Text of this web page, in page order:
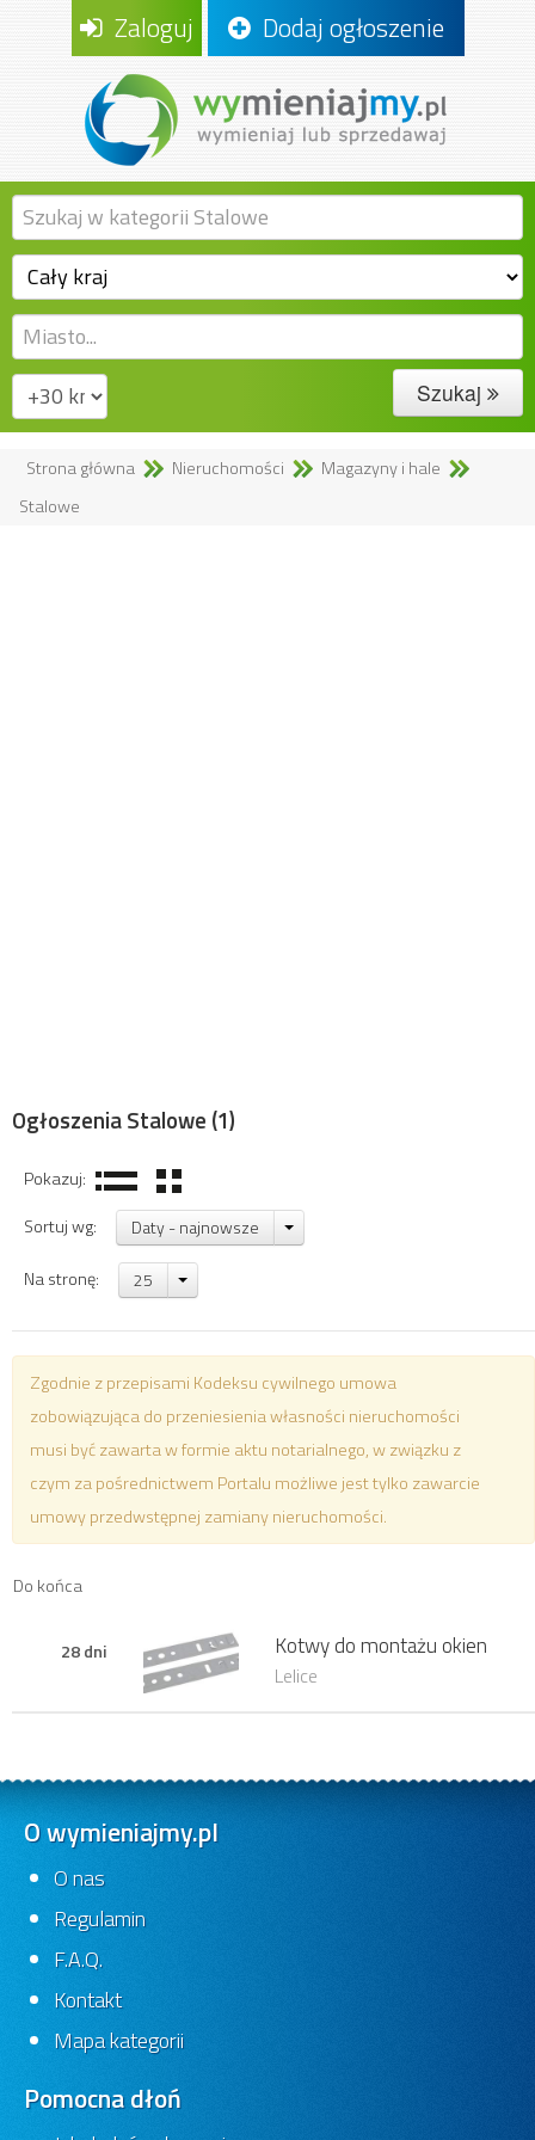
Zaloguj Dodaj ogłoszenie
Szukaj
Strona główna Nieruchomości
Magazyny i hale
Stalowe
Ogłoszenia Stalowe (1)
Pokazuj:
Sortuj wg:
Daty - najnowsze
Na stronę: 25
Zgodnie z przepisami Kodeksu cywilnego umowa
zobowiązująca do przeniesienia własności nieruchomości
musi być zawarta w formie aktu notarialnego, w związku z
czym za pośrednictwem Portalu możliwe jest tylko zawarcie
umowy przedwstępnej zamiany nieruchomości.
Do końca
28 dni Kotwy do montażu okien
Lelice
O wymieniajmy.pl
O nas
Regulamin
F.A.Q.
Kontakt
Mapa kategorii
Pomocna dłoń